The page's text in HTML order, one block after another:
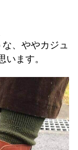
、ややカジュ
います。